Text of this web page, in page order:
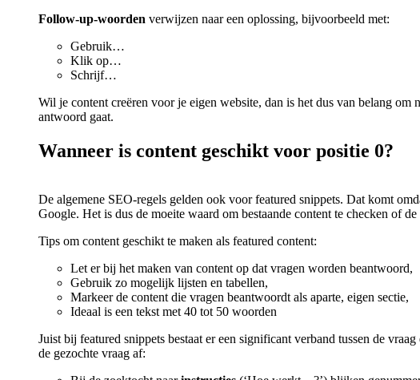
Follow-up-woorden verwijzen naar een oplossing, bijvoorbeeld met:
Gebruik…
Klik op…
Schrijf…
Wil je content creëren voor je eigen website, dan is het dus van belang
antwoord gaat.
Wanneer is content geschikt voor positie 0?
De algemene SEO-regels gelden ook voor featured snippets. Dat komt
Google. Het is dus de moeite waard om bestaande content te checken of
Tips om content geschikt te maken als featured content:
Let er bij het maken van content op dat vragen worden beantwoord,
Gebruik zo mogelijk lijsten en tabellen,
Markeer de content die vragen beantwoordt als aparte, eigen sectie,
Ideaal is een tekst met 40 tot 50 woorden
Juist bij featured snippets bestaat er een significant verband tussen de
de gezochte vraag af: